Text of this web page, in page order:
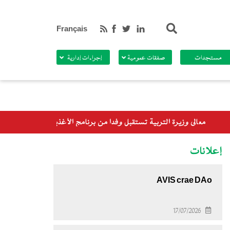
Français
مستجدات صفقات عمومية إجراءات إدارية
تستقبل وفدا من برنامج الأغذية العالمي
إعلانات
AVIS crae DAo
17/07/2026